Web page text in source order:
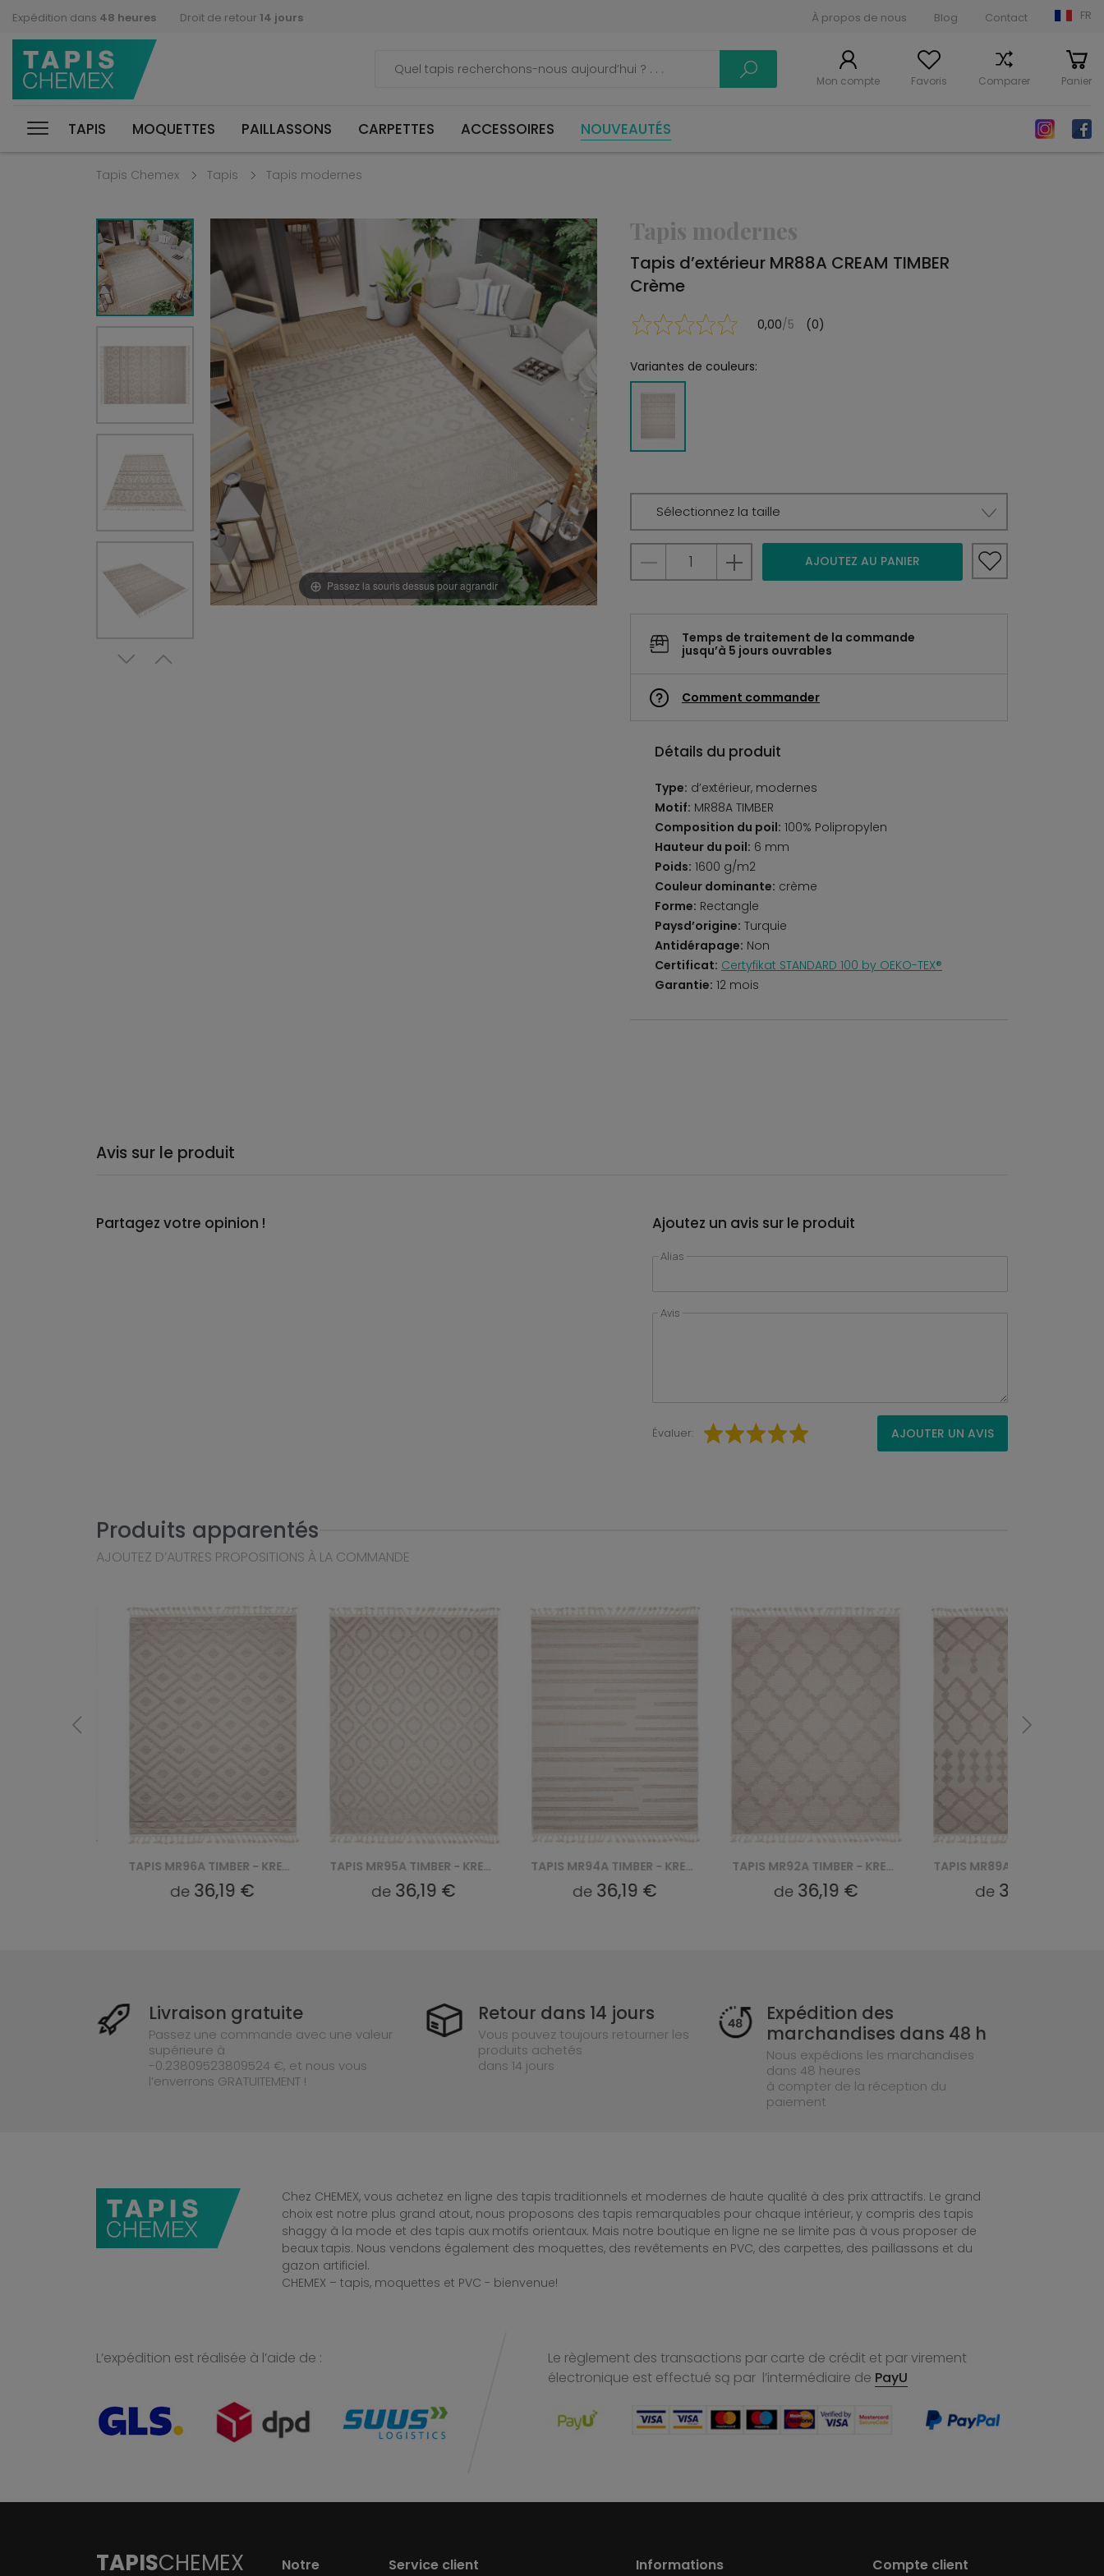
Expédition dans 48 heures Droit de retour 14 jours À propos de nous Blog Contact FR
Mon compte Favoris Comparer Panier
TAPIS MOQUETTES PAILLASSONS CARPETTES ACCESSOIRES NOUVEAUTÉS
Tapis Chemex Tapis Tapis modernes
Passez la souris dessus pour agrandir
Tapis modernes
Tapis d’extérieur MR88A CREAM TIMBER
Crème
0,00/5 (0)
Variantes de couleurs:
Sélectionnez la taille
AJOUTEZ AU PANIER
Temps de traitement de la commande
jusqu’à 5 jours ouvrables
Comment commander
Détails du produit
Type: d’extérieur, modernes
Motif: MR88A TIMBER
Composition du poil: 100% Polipropylen
Hauteur du poil: 6 mm
Poids: 1600 g/m2
Couleur dominante: crème
Forme: Rectangle
Paysd’origine: Turquie
Antidérapage: Non
Certificat: Certyfikat STANDARD 100 by OEKO-TEX®
Garantie: 12 mois
Avis sur le produit
Partagez votre opinion ! Ajoutez un avis sur le produit
Alias
Avis
Évaluer: AJOUTER UN AVIS
Produits apparentés
AJOUTEZ D’AUTRES PROPOSITIONS À LA COMMANDE
TAPIS MR96A TIMBER - KREMOWY
36,19 €
TAPIS MR95A TIMBER - KREMOWY
36,19 €
TAPIS MR94A TIMBER - KREMOWY
36,19 €
TAPIS MR92A TIMBER - KREMOWY
36,19 € 36,19 €
Livraison gratuite
Passez une commande avec une valeur
supérieure à
-0.23809523809524 €, et nous vous
l’enverrons GRATUITEMENT !
Retour dans 14 jours
Vous pouvez toujours retourner les
produits achetés
dans 14 jours
Expédition des
marchandises dans 48 h
Nous expédions les marchandises
dans 48 heures
à compter de la réception du
paiement
Chez CHEMEX, vous achetez en ligne des tapis traditionnels et modernes de haute qualité à des prix attractifs. Le grand
choix est notre plus grand atout, nous proposons des tapis remarquables pour chaque intérieur, y compris des tapis
shaggy à la mode et des tapis aux motifs orientaux. Mais notre boutique en ligne ne se limite pas à vous proposer de
beaux tapis. Nous vendons également des moquettes, des revêtements en PVC, des carpettes, des paillassons et du
gazon artificiel.
CHEMEX – tapis, moquettes et PVC - bienvenue!
L’expédition est réalisée à l’aide de :
Le règlement des transactions par carte de crédit et par virement
électronique est effectué są par l’intermédiaire de PayU
TAPISCHEMEX
Notre
Service client Informations Compte client